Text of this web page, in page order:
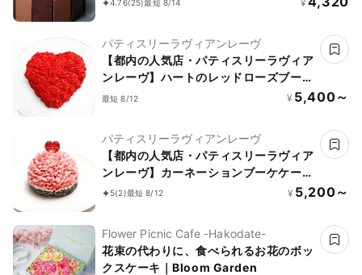
4.76(25)最短 8/14 ¥
パティスリーラヴィアンレーヴ
【都内の人気店・パティスリーラヴィア
ンレーヴ】ハートのレッドローズブーケ
ケーキ5号
最短 8/12 ¥ 5,400～
パティスリーラヴィアンレーヴ
【都内の人気店・パティスリーラヴィア
ンレーヴ】カーネーションブーケケーキ
4号
5(2)最短 8/12 ¥ 5,200～
Flower Picnic Cafe -Hakodate-
花束の代わりに、食べられるお花のボッ
クスケーキ｜Bloom Garden